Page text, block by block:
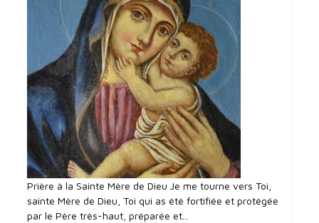
Prière à la Sainte Mère de Dieu Je me tourne vers Toi,
sainte Mère de Dieu, Toi qui as été fortifiée et protégée
par le Père très-haut, préparée et...